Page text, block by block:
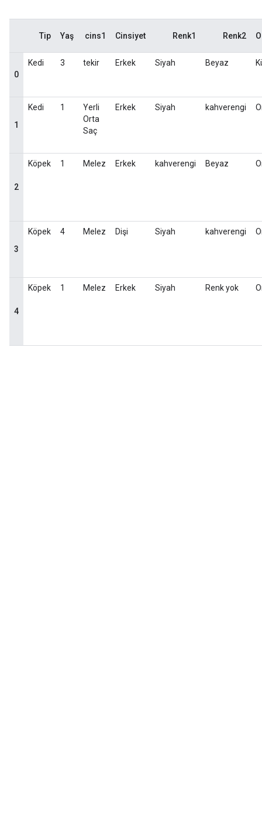
Tip Yaş cins1 Cinsiyet Renk1 Renk2
0
Kedi 3 tekir Erkek Siyah Beyaz
1
Kedi 1
Yerli
Orta
Saç
Erkek Siyah kahverengi
2
Köpek 1 Melez Erkek kahverengi Beyaz
3
Köpek 4 Melez Dişi Siyah kahverengi
4
Köpek 1 Melez Erkek Siyah Renk yok